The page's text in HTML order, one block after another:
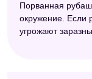
Порванная
окружение. Если
угрожают